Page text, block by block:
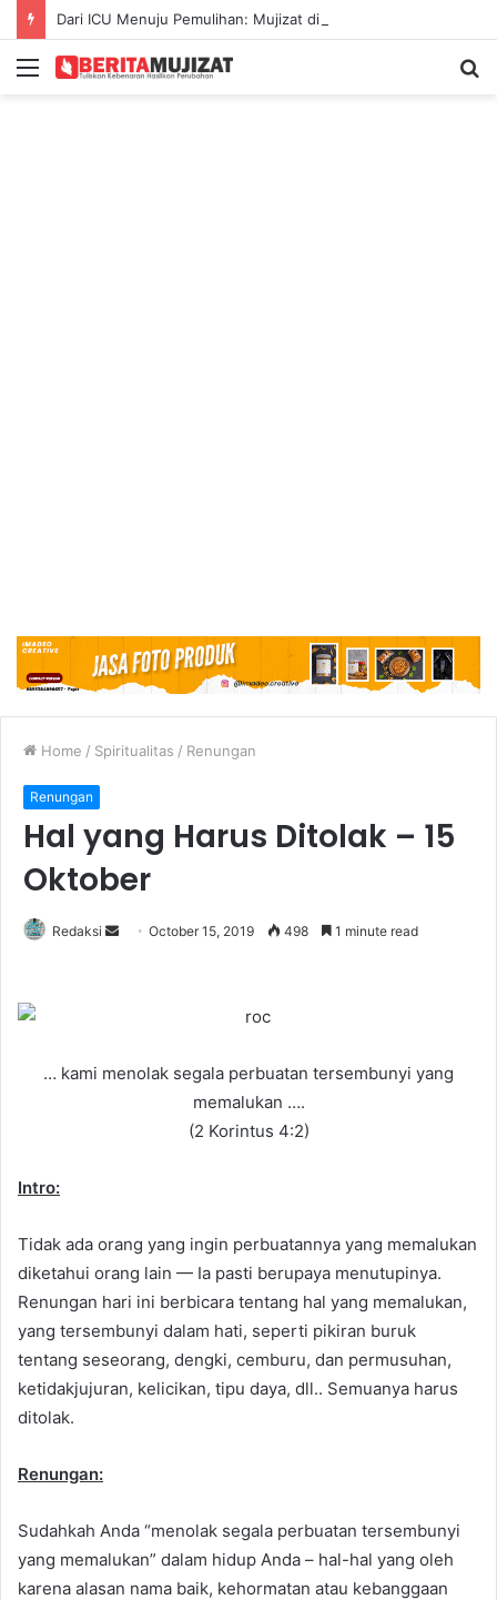
Menu
Home / Spiritualitas / Renungan
Renungan
Hal yang Harus Ditolak – 15
Oktober
Redaksi October 15, 2019 498 1 minute read
… kami menolak segala perbuatan tersembunyi yang
memalukan ….
(2 Korintus 4:2)
Intro:
Tidak ada orang yang ingin perbuatannya yang memalukan
diketahui orang lain — Ia pasti berupaya menutupinya.
Renungan hari ini berbicara tentang hal yang memalukan,
yang tersembunyi dalam hati, seperti pikiran buruk
tentang seseorang, dengki, cemburu, dan permusuhan,
ketidakjujuran, kelicikan, tipu daya, dll.. Semuanya harus
ditolak.
Renungan:
Sudahkah Anda “menolak segala perbuatan tersembunyi
yang memalukan” dalam hidup Anda – hal-hal yang oleh
karena alasan nama baik, kehormatan atau kebanggaan